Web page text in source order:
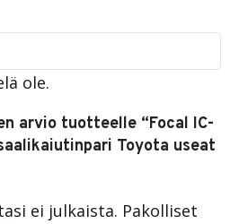
ole.
arvio tuotteelle “Focal IC-
Toyota useat
ei julkaista. Pakolliset